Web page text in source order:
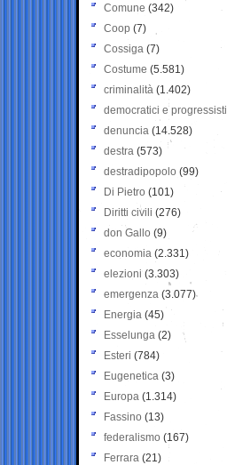
Comune (342)
Coop (7)
Cossiga (7)
Costume (5.581)
criminalità (1.402)
democratici e progressisti
denuncia (14.528)
destra (573)
destradipopolo (99)
Di Pietro (101)
Diritti civili (276)
don Gallo (9)
economia (2.331)
elezioni (3.303)
emergenza (3.077)
Energia (45)
Esselunga (2)
Esteri (784)
Eugenetica (3)
Europa (1.314)
Fassino (13)
federalismo (167)
Ferrara (21)